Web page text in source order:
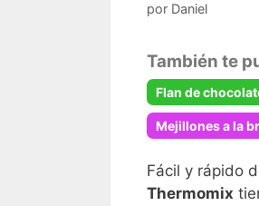
por Daniel
También te
Flan de
Mejillones a la
Fácil y rápido
Thermomix